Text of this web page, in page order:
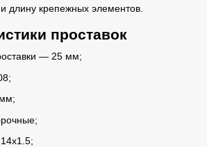
длину крепежных элементов.
проставок
— 25 мм;